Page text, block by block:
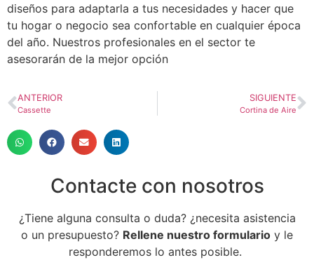
diseños para adaptarla a tus necesidades y hacer que
tu hogar o negocio sea confortable en cualquier época
del año. Nuestros profesionales en el sector te
asesorarán de la mejor opción
ANTERIOR
Cassette
SIGUIENTE
Cortina de Aire
Contacte con nosotros
¿Tiene alguna consulta o duda? ¿necesita asistencia
o un presupuesto? Rellene nuestro formulario y le
responderemos lo antes posible.